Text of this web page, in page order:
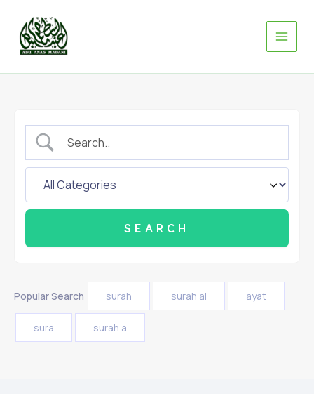
content
Popular Search surah surah al ayat
sura surah a